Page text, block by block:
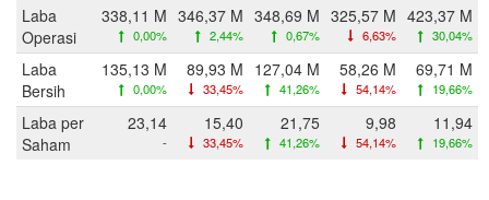
Laba
Operasi
338,11 M
0,00%
346,37 M
2,44%
348,69 M
0,67%
325,57 M
6,63%
423,37 M
30,04%
Laba
Bersih
135,13 M
0,00%
89,93 M
33,45%
127,04 M
41,26%
58,26 M
54,14%
69,71 M
19,66%
Laba per
Saham
23,14
-
15,40
33,45%
21,75
41,26%
9,98
54,14%
11,94
19,66%